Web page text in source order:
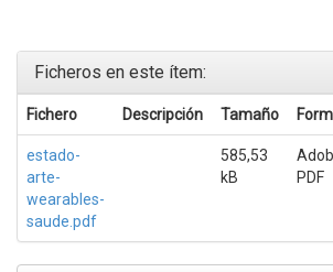
Ficheros en este ítem:
Fichero Descripción Tamaño
estado-
arte-
wearables-
saude.pdf
585,53
kB
PDF